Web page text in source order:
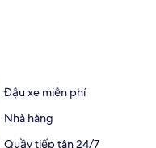
Đậu xe miễn phí
Nhà hàng
Quầy tiếp tân 24/7